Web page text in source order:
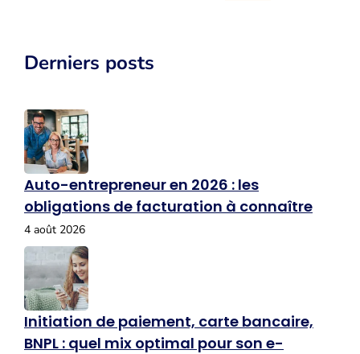
Derniers posts
Auto-entrepreneur en 2026 : les
obligations de facturation à connaître
4 août 2026
Initiation de paiement, carte bancaire,
BNPL : quel mix optimal pour son e-